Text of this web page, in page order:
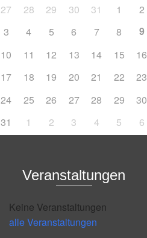
27
28 29 30 31 1
2
3
4 5 6 7 8
9
10
11 12 13 14 15
16
17
18 19 20 21 22
23
24
25 26 27 28 29
30
31
1 2 3 4 5 6
Veranstaltungen
Keine Veranstaltungen
alle Veranstaltungen